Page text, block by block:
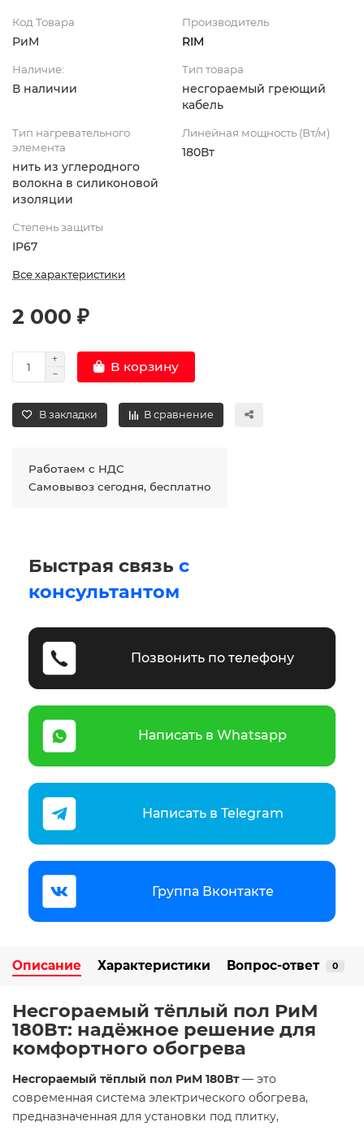
Код Товара
РиМ
Производитель
RIM
Наличие:
В наличии
Тип товара
несгораемый греющий
кабель
Тип нагревательного
элемента
нить из углеродного
волокна в силиконовой
изоляции
Линейная мощность (Вт/м)
180Вт
Степень защиты
IP67
Все характеристики
2 000 ₽
В корзину
В закладки В сравнение
Работаем с НДС
Самовывоз сегодня, бесплатно
Быстрая связь с
консультантом
Позвонить по телефону
Написать в Whatsapp
Написать в Telegram
Группа Вконтакте
Описание Характеристики Вопрос-ответ 0
Несгораемый тёплый пол РиМ
180Вт: надёжное решение для
комфортного обогрева
Несгораемый тёплый пол РиМ 180Вт— это
современная система электрического обогрева,
предназначенная для установки под плитку,